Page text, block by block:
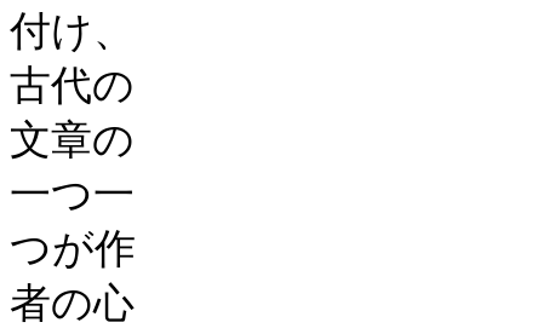
付け、
古代の
文章の
一つ一
つが作
者の心